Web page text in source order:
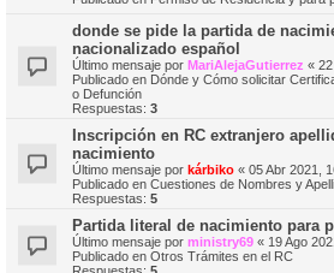
donde se pide la partida de
nacionalizado español
Último mensaje por MariAlejaGutierrez «
Publicado en Dónde y Cómo solicitar
o Defunción
Respuestas: 3
Inscripción en RC extranjero
nacimiento
Último mensaje por kárbiko « 05 Abr 2021,
Publicado en Cuestiones de Nombres y
Respuestas: 5
Partida literal de nacimiento para
Último mensaje por ministry69 « 19 Ago
Publicado en Otros Trámites en el RC